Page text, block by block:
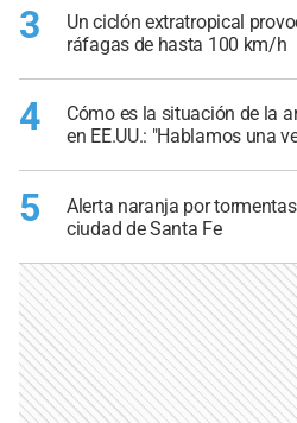
3
Un ciclón extratropical
ráfagas de hasta 100 km/h
4
Cómo es la situación de la
en EE.UU.: "Hablamos una
5
Alerta naranja por
ciudad de Santa Fe